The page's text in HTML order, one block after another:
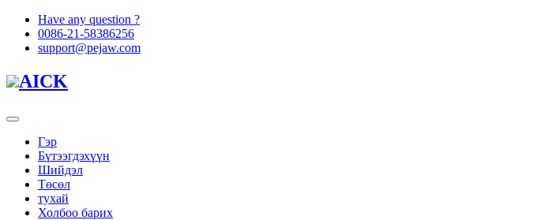
Have any question ?
0086-21-58386256
support@pejaw.com
AICK
Гэр
Бүтээгдэхүүн
Шийдэл
Төсөл
тухай
Холбоо барих